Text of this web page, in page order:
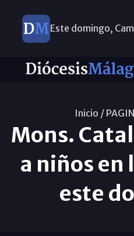
Este domingo,
Inicio /
Mons.
a niños en
este